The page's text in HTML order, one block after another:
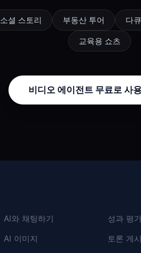
소셜 스토리 부동산 투어 다
교육용 쇼츠
비디오 에이전트 무료로 사
AI와 채팅하기
AI 이미지
성과 평
토론 게